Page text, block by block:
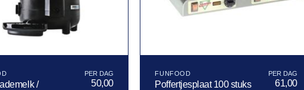
/
50,00
FUNFOOD
Poffertjesplaat 100 stuks
61,00